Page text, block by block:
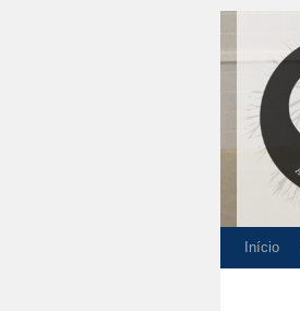
Início